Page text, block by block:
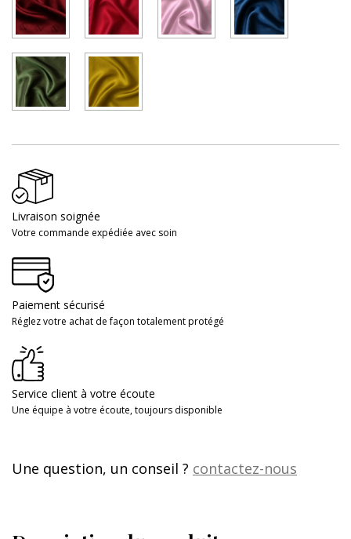
Livraison soignée
Votre commande expédiée avec soin
Paiement sécurisé
Réglez votre achat de façon totalement protégé
Service client à votre écoute
Une équipe à votre écoute, toujours disponible
Une question, un conseil ? contactez-nous